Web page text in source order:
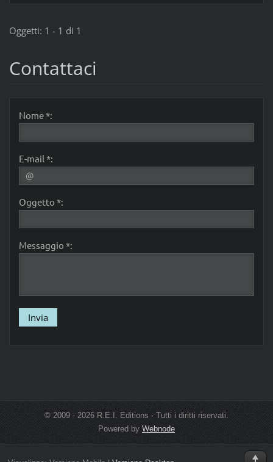
Oggetti: 1 - 1 di 1
Contattaci
Nome *:
E-mail *:
Oggetto *:
Messaggio *:
© 2009 - 2026 R.E.I. Editions - Tutti i diritti riservati.
Powered by Webnode